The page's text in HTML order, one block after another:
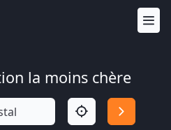
la moins chère